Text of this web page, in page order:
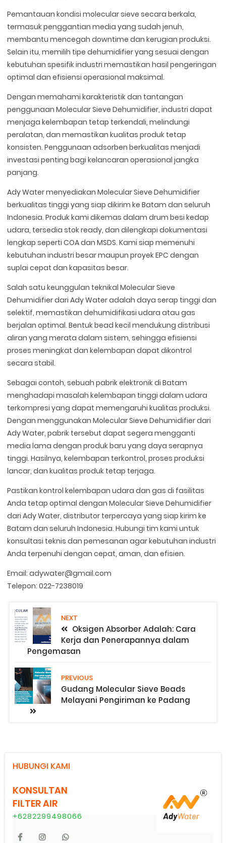
Pemantauan kondisi molecular sieve secara berkala,
termasuk penggantian media yang sudah jenuh,
membantu mencegah downtime dan kerugian produksi.
Selain itu, memilih tipe dehumidifier yang sesuai dengan
kebutuhan spesifik industri memastikan hasil pengeringan
optimal dan efisiensi operasional maksimal.
Dengan memahami karakteristik dan tantangan
penggunaan Molecular Sieve Dehumidifier, industri dapat
menjaga kelembapan tetap terkendali, melindungi
peralatan, dan memastikan kualitas produk tetap
konsisten. Penggunaan adsorben berkualitas menjadi
investasi penting bagi kelancaran operasional jangka
panjang.
Ady Water menyediakan Molecular Sieve Dehumidifier
berkualitas tinggi yang siap dikirim ke Batam dan seluruh
Indonesia. Produk kami dikemas dalam drum besi kedap
udara, tersedia stok ready, dan dilengkapi dokumentasi
lengkap seperti COA dan MSDS. Kami siap memenuhi
kebutuhan industri besar maupun proyek EPC dengan
suplai cepat dan kapasitas besar.
Salah satu keunggulan teknikal Molecular Sieve
Dehumidifier dari Ady Water adalah daya serap tinggi dan
selektif, memastikan dehumidifikasi udara atau gas
berjalan optimal. Bentuk bead kecil mendukung distribusi
aliran yang merata dalam sistem, sehingga efisiensi
proses meningkat dan kelembapan dapat dikontrol
secara stabil.
Sebagai contoh, sebuah pabrik elektronik di Batam
menghadapi masalah kelembapan tinggi dalam udara
terkompresi yang dapat memengaruhi kualitas produksi.
Dengan menggunakan Molecular Sieve Dehumidifier dari
Ady Water, pabrik tersebut dapat segera mengganti
media lama dengan produk baru yang daya serapnya
tinggi. Hasilnya, kelembapan terkontrol, proses produksi
lancar, dan kualitas produk tetap terjaga.
Pastikan kontrol kelembapan udara dan gas di fasilitas
Anda tetap optimal dengan Molecular Sieve Dehumidifier
dari Ady Water, distributor terpercaya yang siap kirim ke
Batam dan seluruh Indonesia. Hubungi tim kami untuk
konsultasi teknis dan pemesanan agar kebutuhan industri
Anda terpenuhi dengan cepat, aman, dan efisien.
Email: adywater@gmail.com
Telepon: 022-7238019
NEXT
Oksigen Absorber Adalah: Cara
Kerja dan Penerapannya dalam
Pengemasan
PREVIOUS
Gudang Molecular Sieve Beads
Melayani Pengiriman ke Padang
HUBUNGI KAMI
KONSULTAN
FILTER AIR
+6282299498066